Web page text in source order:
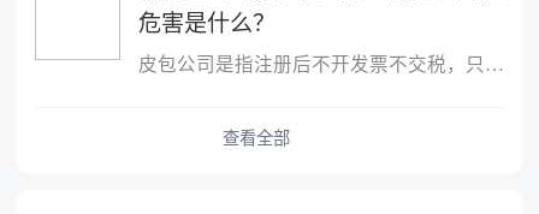
危害是什么？
皮包公司是指注册后不开发票不交税，只用公司名称进行进出账的公司
查看全部